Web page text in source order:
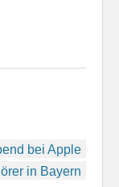
bei Apple
in Bayern